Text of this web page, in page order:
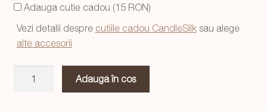
fost:
99,99 lei.
84,99 lei.
Adauga cutie cadou (15 RON)
Vezi detalii despre cutiile cadou CandleSilksau alege
alte accesorii
Adaugă în coș